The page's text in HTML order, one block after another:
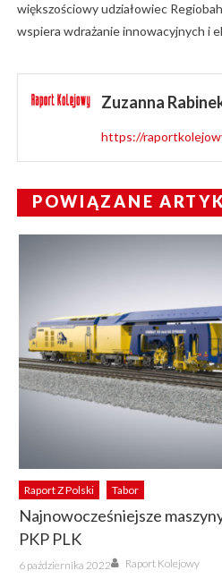
większościowy udziałowiec
wspiera wdrażanie innowacyjnych i
Zuzanna
https://
POWIĄZANE
Raport Z Polski Tabor
Najnowocześniejsze
PKP PLK
Posted
on
6 października 2022 Author
Raport Kolejowy